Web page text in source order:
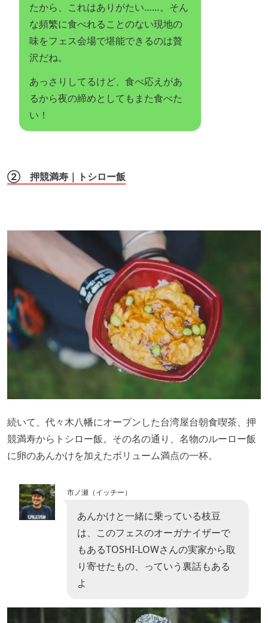
たから、これはありがたい……。そん
な頻繁に食べれることのない現地の
味をフェス会場で堪能できるのは贅
沢だね。
あっさりしてるけど、食べ応えがあ
るから夜の締めとしてもまた食べた
い！
② 押競満寿｜トシロー飯
続いて、代々木八幡にオープンした台湾屋台朝食喫茶、押
競満寿からトシロー飯。その名の通り、名物のルーロー飯
に卵のあんかけを加えたボリューム満点の一杯。
市ノ瀬（イッチー）
あんかけと一緒に乗っている枝豆
は、このフェスのオーガナイザーで
もあるTOSHI-LOWさんの実家から取
り寄せたもの、っていう裏話もある
よ